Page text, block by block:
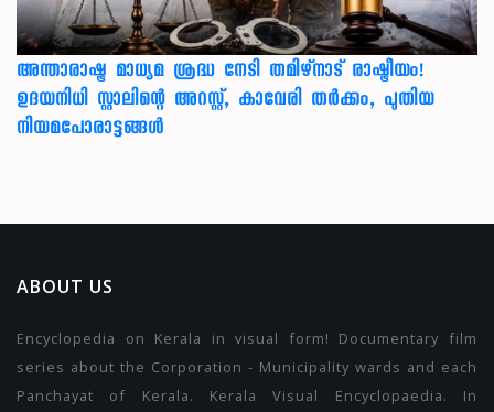
അന്താരാഷ്ട്ര മാധ്യമ ശ്രദ്ധ നേടി തമിഴ്‌നാട് രാഷ്ട്രീയം!
ഉദയനിധി സ്റ്റാലിന്റെ അറസ്റ്റ്, കാവേരി തർക്കം, പുതിയ
നിയമപോരാട്ടങ്ങൾ
ABOUT US
Encyclopedia on Kerala in visual form! Documentary film
series about the Corporation - Municipality wards and each
Panchayat of Kerala. Kerala Visual Encyclopaedia. In